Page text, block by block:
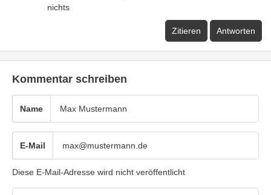
nichts
Zitieren Antworten
Kommentar schreiben
Name
E-Mail
Diese E-Mail-Adresse wird nicht veröffentlicht